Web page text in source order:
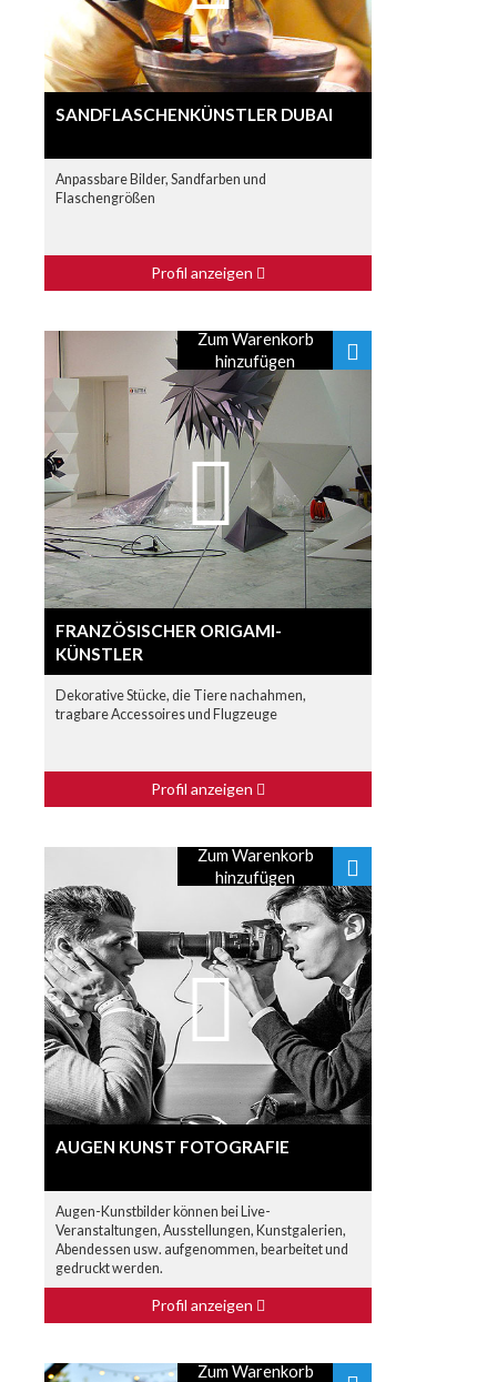
SANDFLASCHENKÜNSTLER DUBAI
Anpassbare Bilder, Sandfarben und
Flaschengrößen
Profil anzeigen
Zum Warenkorb
hinzufügen
FRANZÖSISCHER ORIGAMI-
KÜNSTLER
Dekorative Stücke, die Tiere nachahmen,
tragbare Accessoires und Flugzeuge
Profil anzeigen
Zum Warenkorb
hinzufügen
AUGEN KUNST FOTOGRAFIE
Augen-Kunstbilder können bei Live-
Veranstaltungen, Ausstellungen, Kunstgalerien,
Abendessen usw. aufgenommen, bearbeitet und
gedruckt werden.
Profil anzeigen
Zum Warenkorb